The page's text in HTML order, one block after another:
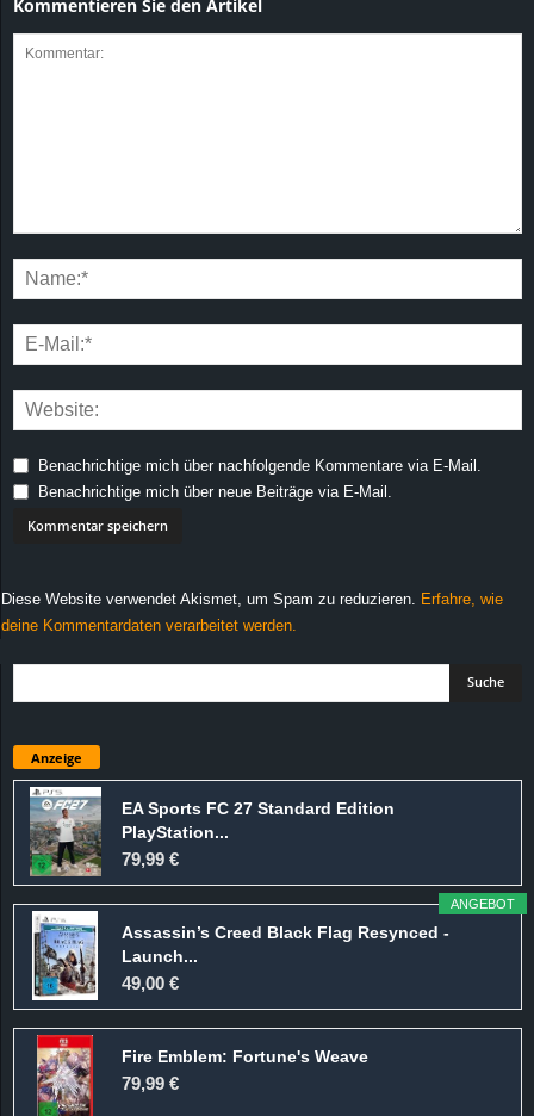
Kommentieren Sie den Artikel
Benachrichtige mich über nachfolgende Kommentare via E-Mail.
Benachrichtige mich über neue Beiträge via E-Mail.
Diese Website verwendet Akismet, um Spam zu reduzieren.
Erfahre, wie
deine Kommentardaten verarbeitet werden.
Anzeige
EA Sports FC 27 Standard Edition
PlayStation...
79,99 €
ANGEBOT
Assassin’s Creed Black Flag Resynced -
Launch...
49,00 €
Fire Emblem: Fortune's Weave
79,99 €